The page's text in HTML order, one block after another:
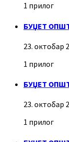
1 прилог
БУЏЕТ
23. октобар
1 прилог
БУЏЕТ
23. октобар
1 прилог